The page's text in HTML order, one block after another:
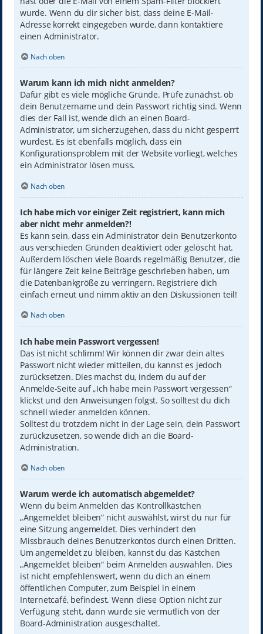
wurde. Wenn du dir sicher bist, dass deine E-Mail-
Adresse korrekt eingegeben wurde, dann kontaktiere
einen Administrator.
Nach oben
Warum kann ich mich nicht anmelden?
Dafür gibt es viele mögliche Gründe. Prüfe zunächst, ob
dein Benutzername und dein Passwort richtig sind. Wenn
dies der Fall ist, wende dich an einen Board-
Administrator, um sicherzugehen, dass du nicht gesperrt
wurdest. Es ist ebenfalls möglich, dass ein
Konfigurationsproblem mit der Website vorliegt, welches
ein Administrator lösen muss.
Nach oben
Ich habe mich vor einiger Zeit registriert, kann mich
aber nicht mehr anmelden?!
Es kann sein, dass ein Administrator dein Benutzerkonto
aus verschieden Gründen deaktiviert oder gelöscht hat.
Außerdem löschen viele Boards regelmäßig Benutzer, die
für längere Zeit keine Beiträge geschrieben haben, um
die Datenbankgröße zu verringern. Registriere dich
einfach erneut und nimm aktiv an den Diskussionen teil!
Nach oben
Ich habe mein Passwort vergessen!
Das ist nicht schlimm! Wir können dir zwar dein altes
Passwort nicht wieder mitteilen, du kannst es jedoch
zurücksetzen. Dies machst du, indem du auf der
Anmelde-Seite auf „Ich habe mein Passwort vergessen“
klickst und den Anweisungen folgst. So solltest du dich
schnell wieder anmelden können.
Solltest du trotzdem nicht in der Lage sein, dein Passwort
zurückzusetzen, so wende dich an die Board-
Administration.
Nach oben
Warum werde ich automatisch abgemeldet?
Wenn du beim Anmelden das Kontrollkästchen
„Angemeldet bleiben“ nicht auswählst, wirst du nur für
eine Sitzung angemeldet. Dies verhindert den
Missbrauch deines Benutzerkontos durch einen Dritten.
Um angemeldet zu bleiben, kannst du das Kästchen
„Angemeldet bleiben“ beim Anmelden auswählen. Dies
ist nicht empfehlenswert, wenn du dich an einem
öffentlichen Computer, zum Beispiel in einem
Internetcafé, befindest. Wenn diese Option nicht zur
Verfügung steht, dann wurde sie vermutlich von der
Board-Administration ausgeschaltet.